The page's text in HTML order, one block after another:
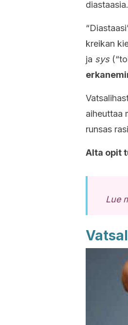
diastaasia.
kreikan
ja sys
aiheuttaa
runsas
Alta opit
Lue